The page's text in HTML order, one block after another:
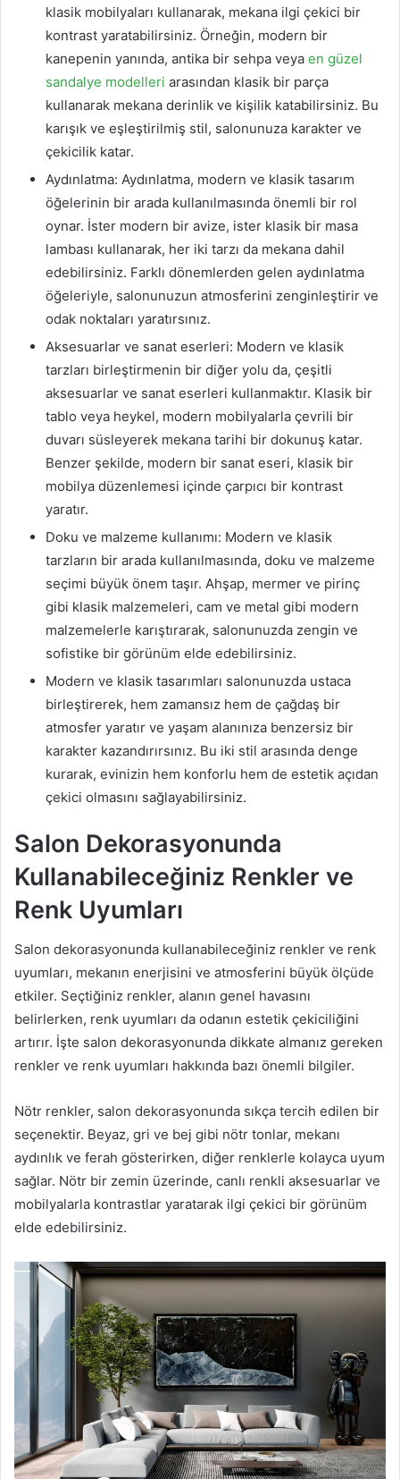
klasik mobilyaları kullanarak, mekana ilgi çekici bir
kontrast yaratabilirsiniz. Örneğin, modern bir
kanepenin yanında, antika bir sehpa veya en güzel
sandalye modelleri arasından klasik bir parça
kullanarak mekana derinlik ve kişilik katabilirsiniz. Bu
karışık ve eşleştirilmiş stil, salonunuza karakter ve
çekicilik katar.
Aydınlatma: Aydınlatma, modern ve klasik tasarım
öğelerinin bir arada kullanılmasında önemli bir rol
oynar. İster modern bir avize, ister klasik bir masa
lambası kullanarak, her iki tarzı da mekana dahil
edebilirsiniz. Farklı dönemlerden gelen aydınlatma
öğeleriyle, salonunuzun atmosferini zenginleştirir ve
odak noktaları yaratırsınız.
Aksesuarlar ve sanat eserleri: Modern ve klasik
tarzları birleştirmenin bir diğer yolu da, çeşitli
aksesuarlar ve sanat eserleri kullanmaktır. Klasik bir
tablo veya heykel, modern mobilyalarla çevrili bir
duvarı süsleyerek mekana tarihi bir dokunuş katar.
Benzer şekilde, modern bir sanat eseri, klasik bir
mobilya düzenlemesi içinde çarpıcı bir kontrast
yaratır.
Doku ve malzeme kullanımı: Modern ve klasik
tarzların bir arada kullanılmasında, doku ve malzeme
seçimi büyük önem taşır. Ahşap, mermer ve pirinç
gibi klasik malzemeleri, cam ve metal gibi modern
malzemelerle karıştırarak, salonunuzda zengin ve
sofistike bir görünüm elde edebilirsiniz.
Modern ve klasik tasarımları salonunuzda ustaca
birleştirerek, hem zamansız hem de çağdaş bir
atmosfer yaratır ve yaşam alanınıza benzersiz bir
karakter kazandırırsınız. Bu iki stil arasında denge
kurarak, evinizin hem konforlu hem de estetik açıdan
çekici olmasını sağlayabilirsiniz.
Salon Dekorasyonunda
Kullanabileceğiniz Renkler ve
Renk Uyumları
Salon dekorasyonunda kullanabileceğiniz renkler ve renk
uyumları, mekanın enerjisini ve atmosferini büyük ölçüde
etkiler. Seçtiğiniz renkler, alanın genel havasını
belirlerken, renk uyumları da odanın estetik çekiciliğini
artırır. İşte salon dekorasyonunda dikkate almanız gereken
renkler ve renk uyumları hakkında bazı önemli bilgiler.
Nötr renkler, salon dekorasyonunda sıkça tercih edilen bir
seçenektir. Beyaz, gri ve bej gibi nötr tonlar, mekanı
aydınlık ve ferah gösterirken, diğer renklerle kolayca uyum
sağlar. Nötr bir zemin üzerinde, canlı renkli aksesuarlar ve
mobilyalarla kontrastlar yaratarak ilgi çekici bir görünüm
elde edebilirsiniz.